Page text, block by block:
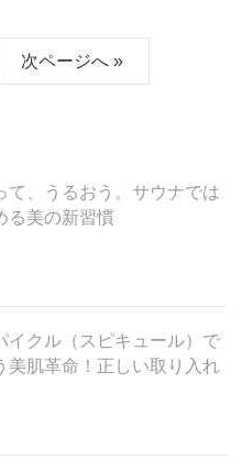
次ページへ »
て、うるおう。サウナでは
る美の新習慣
イクル（スピキュール）で
美肌革命！正しい取り入れ